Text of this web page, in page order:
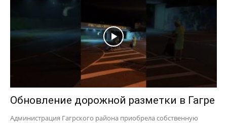
Обновление дорожной разметки в Гагре
Администрация Гагрского района приобрела собственную